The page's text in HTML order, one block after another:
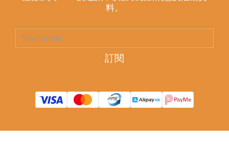
料。
訂閱